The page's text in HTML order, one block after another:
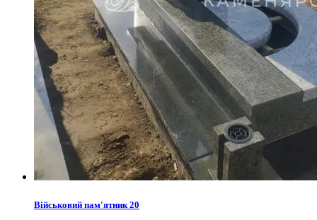
Військовий пам'ятник 20